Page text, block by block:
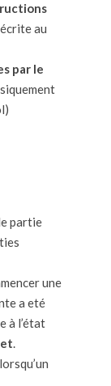
au
par le
partie
une
a eté
à l’état
.